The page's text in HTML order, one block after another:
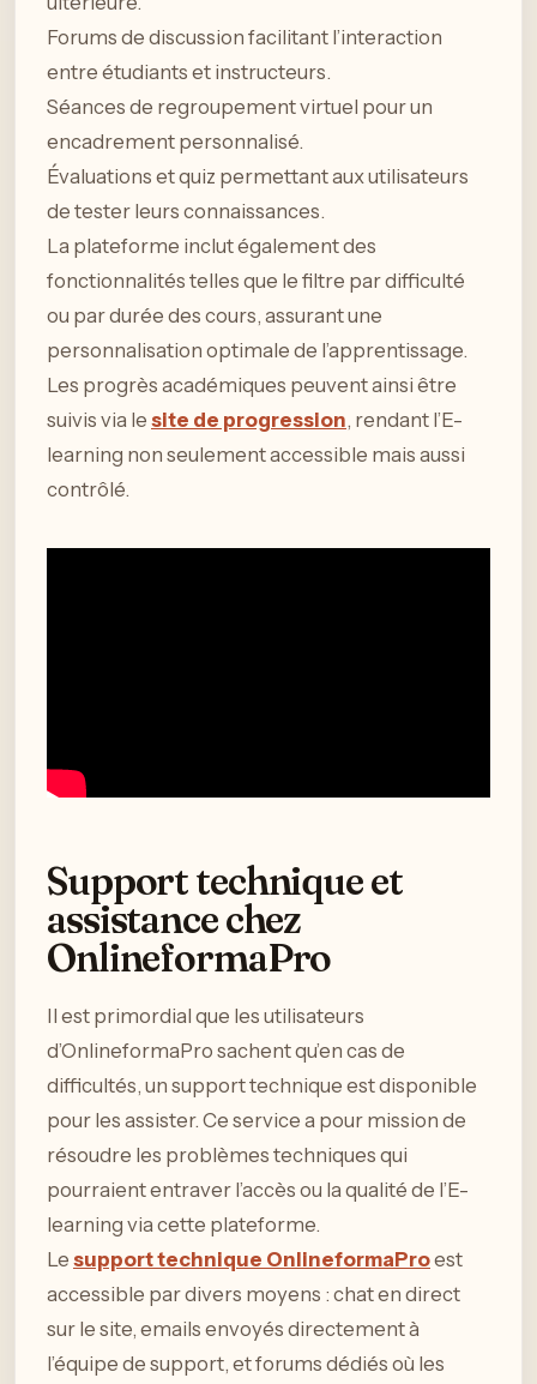
Forums de discussion facilitant l’interaction
entre étudiants et instructeurs.
Séances de regroupement virtuel pour un
encadrement personnalisé.
Évaluations et quiz permettant aux utilisateurs
de tester leurs connaissances.
La plateforme inclut également des
fonctionnalités telles que le filtre par difficulté
ou par durée des cours, assurant une
personnalisation optimale de l’apprentissage.
Les progrès académiques peuvent ainsi être
suivis via le site de progression, rendant l’E-
learning non seulement accessible mais aussi
contrôlé.
Support technique et
assistance chez
OnlineformaPro
Il est primordial que les utilisateurs
d’OnlineformaPro sachent qu’en cas de
difficultés, un support technique est disponible
pour les assister. Ce service a pour mission de
résoudre les problèmes techniques qui
pourraient entraver l’accès ou la qualité de l’E-
learning via cette plateforme.
Le support technique OnlineformaProest
accessible par divers moyens : chat en direct
sur le site, emails envoyés directement à
l’équipe de support, et forums dédiés où les